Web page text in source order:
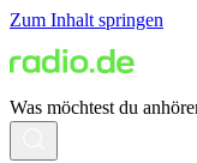
Zum Inhalt springen
Was möchtest du